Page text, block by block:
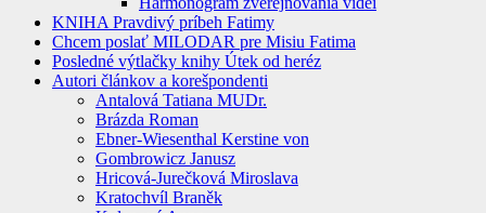
KNIHA Pravdivý príbeh Fatimy
Chcem poslať MILODAR pre Misiu Fatima
Posledné výtlačky knihy Útek od heréz
Autori článkov a korešpondenti
Antalová Tatiana MUDr.
Brázda Roman
Ebner-Wiesenthal Kerstine von
Gombrowicz Janusz
Hricová-Jurečková Miroslava
Kratochvíl Braněk